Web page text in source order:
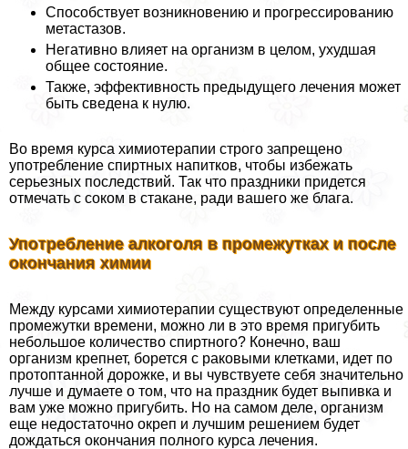
Способствует возникновению и прогрессированию
метастазов.
Негативно влияет на организм в целом, ухудшая
общее состояние.
Также, эффективность предыдущего лечения может
быть сведена к нулю.
Во время курса химиотерапии строго запрещено
употрeбление спиртных напитков, чтобы избежать
серьезных последствий. Так что праздники придется
отмечать с соком в стакане, ради вашего же блага.
Употрeбление алкоголя в промежутках и после
окончания химии
Между курсами химиотерапии существуют определенные
промежутки времени, можно ли в это время пригубить
небольшое количество спиртного? Конечно, ваш
организм крепнет, борется с paковыми клетками, идет по
протоптанной дорожке, и вы чувствуете себя значительно
лучше и думаете о том, что на праздник будет выпивка и
вам уже можно пригубить. Но на самом деле, организм
еще недостаточно окреп и лучшим решением будет
дождаться окончания полного курса лечения.